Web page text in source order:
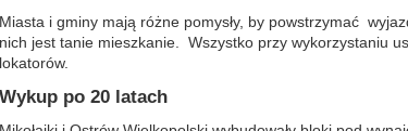
Miasta i gminy mają różne pomysły, by powstrzymać
nich jest tanie mieszkanie. Wszystko przy wykorzystaniu
lokatorów.
Wykup po 20 latach